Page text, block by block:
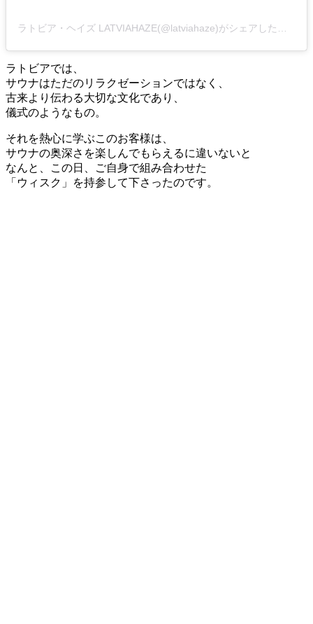
ラトビアでは、
サウナはただのリラクゼーションではなく、
古来より伝わる大切な文化であり、
儀式のようなもの。
それを熱心に学ぶこのお客様は、
サウナの奥深さを楽しんでもらえるに違いないと
なんと、この日、ご自身で組み合わせた
「ウィスク」を持参して下さったのです。